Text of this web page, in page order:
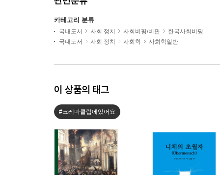
카테고리 분류
국내도서 사회 정치 사회비평/비판
한국사회비평
국내도서
사회 정치 사회학 사회학일반
이 상품의 태그
#크레마클럽에있어요